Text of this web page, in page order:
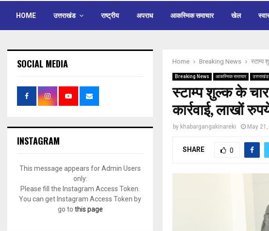
HOME उत्तराखंड राष्ट्रीय अपराध आकस्मिक समाचार खेल
Home Breaking News स्टाम्प
Breaking News आकस्मिक समाचार उत्तराखंड
स्टाम्प शुल्क के
कार्रवाई, लाखों
by khabargangakinareki May
SHARE 0
SOCIAL MEDIA
INSTAGRAM
This message appears for Admin Users
only:
Please fill the Instagram Access Token.
You can get Instagram Access Token by
go to this page